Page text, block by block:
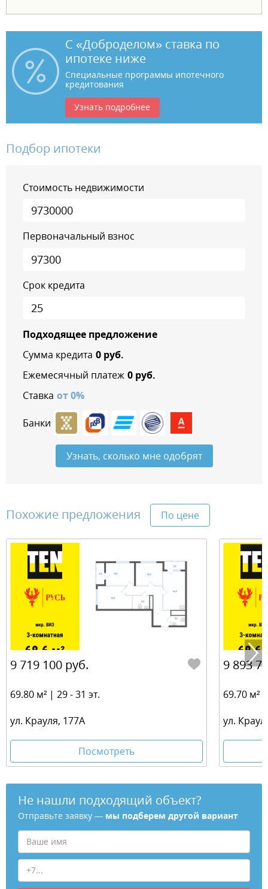
С «Доброделом» ставка по
ипотеке ниже
Специальные программы ипотечного
кредитования
Узнать подробнее
Подбор ипотеки
Стоимость недвижимости
Первоначальный взнос
Срок кредита
Подходящее предложение
Сумма кредита 0руб.
Ежемесячный платеж 0руб.
Ставка от0%
Банки
Узнать, сколько мне одобрят
Похожие предложения По цене
9 719 100 руб.
69.80 м² | 29 - 31 эт.
ул. Крауля, 177А
Посмотреть
9 893
69.70 м²
ул.
Не нашли подходящий объект?
Отправьте заявку — мы подберем другой вариант